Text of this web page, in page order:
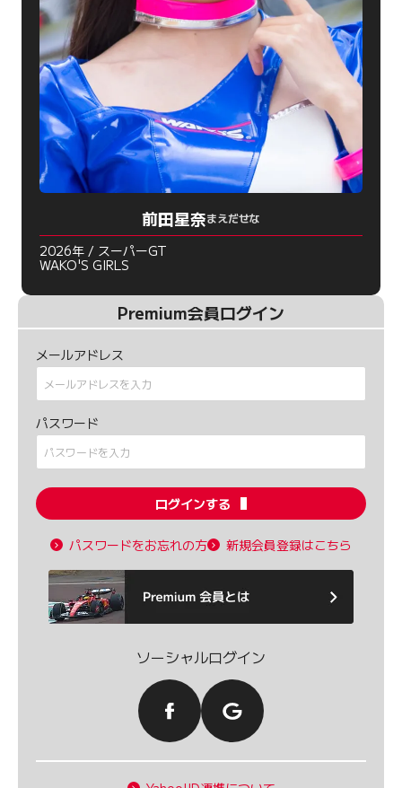
前田星奈まえだせな
2026年 / スーパーGT
WAKO'S GIRLS
Premium会員ログイン
メールアドレス
パスワード
ログインする
パスワードをお忘れの方 新規会員登録はこちら
ソーシャルログイン